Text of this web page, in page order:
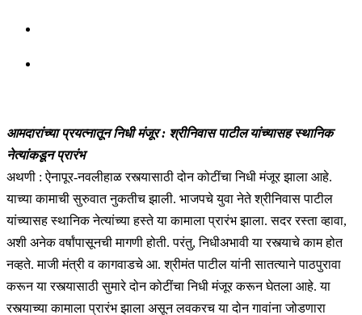
आमदारांच्या प्रयत्नातून निधी मंजूर : श्रीनिवास पाटील यांच्यासह स्थानिक
नेत्यांकडून प्रारंभ
अथणी : ऐनापूर-नवलीहाळ रस्त्यासाठी दोन कोटींचा निधी मंजूर झाला आहे.
याच्या कामाची सुरुवात नुकतीच झाली. भाजपचे युवा नेते श्रीनिवास पाटील
यांच्यासह स्थानिक नेत्यांच्या हस्ते या कामाला प्रारंभ झाला. सदर रस्ता व्हावा,
अशी अनेक वर्षांपासूनची मागणी होती. परंतु, निधीअभावी या रस्त्याचे काम होत
नव्हते. माजी मंत्री व कागवाडचे आ. श्रीमंत पाटील यांनी सातत्याने पाठपुरावा
करून या रस्त्यासाठी सुमारे दोन कोटींचा निधी मंजूर करून घेतला आहे. या
रस्त्याच्या कामाला प्रारंभ झाला असून लवकरच या दोन गावांना जोडणारा